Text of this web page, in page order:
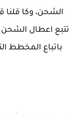
الشحن، وكا
باتباع المخطط